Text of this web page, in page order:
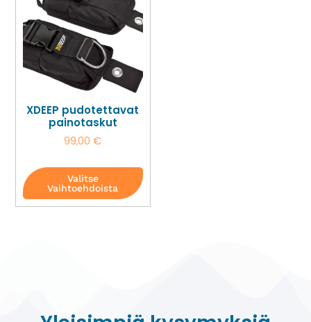
XDEEP pudotettavat
painotaskut
99,00€
Valitse
Vaihtoehdoista